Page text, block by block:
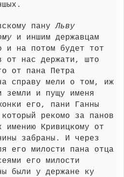
пануЛьву
и иншим державцам
и на потом будет тот
от нас держати, што
от пана Петра
справу мели о том, иж
земли и пущу именя
его, пани Ганны
рекомо за панов
имению Кривицкому от
забраны. И через
его милости пана отца
его милости
были у держане ку